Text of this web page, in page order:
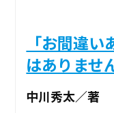
「お間違
はありませ
中川秀太／著